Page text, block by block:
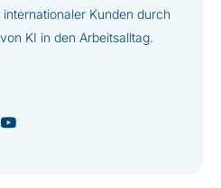
Kunden durch
KI in den Arbeitsalltag.